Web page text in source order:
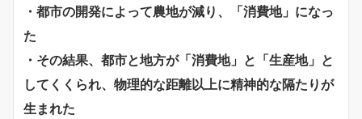
・都市の開発によって農地が減り、「消費地」になっ
た
・その結果、都市と地方が「消費地」と「生産地」と
してくくられ、物理的な距離以上に精神的な隔たりが
生まれた